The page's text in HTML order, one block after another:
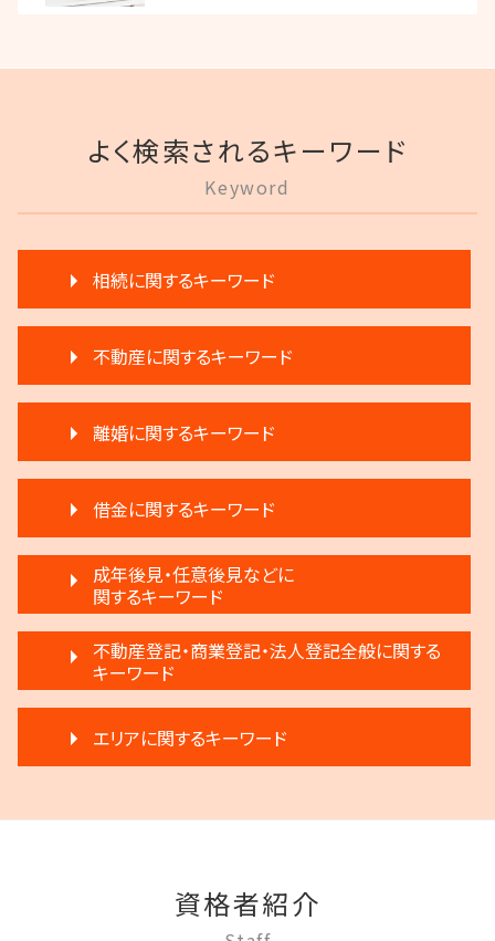
よく検索されるキーワード
Keyword
相続に関するキーワード
相続放棄 デメリット
生前贈与 分割
公正証書遺言 証人
相続 遺産分割協議書
執行人 遺言 相続
遺言 執行
生前贈与 注意
生前贈与 注意点
遺産分割 調停
相続放棄
相続 弁護士費用
相続登記 義務化 過去の相続
相続人申告登記 デメリット
相続 弁護士
遺産分割 第三者
遺産分割 弁護士 メリット
遺言 執行 相続人
不動産に関するキーワード
家賃 滞納 引越し
不動産 売る
滞納 弁護士
家賃滞納 強制退去
滞納家賃請求 時効
不動産 明け渡し 弁護士
賃料増額 更新
不動産 明け渡し請求
不動産売買契約 注意点
不動産 売買
家賃 値上げ 交渉
賃料増額 借地借家法
再開発 立ち退き
不動産 弁護士
家賃 滞納 法的措置
不動産 明け渡し 期間
離婚に関するキーワード
モラハラ 離婚したい
モラハラ 離婚 証拠
離婚調停 不成立
離婚 円満
離婚 相手が拒否
離婚 話し合い
離婚調停 不利な発言
離婚 弁護士
離婚 浮気 慰謝料
調停離婚 協議離婚
調停離婚 弁護士
借金に関するキーワード
破産 弁護士
任意整理 不動産
民事再生法 個人
任意整理 複数社
個人再生 デメリット
借金 延滞金
民事再生 弁済
民事再生法とは 法人
民事再生 個人 流れ
成年後見・任意後見などに
関するキーワード
成年後見 デメリット
成年後見制度 わかりやすく
任意後見制度 家族信託
任意後見制度 法人
成年後見制度 費用
任意後見制度 本人
不動産登記・商業登記・法人登記全般に関する
キーワード
商業登記 不動産登記 違い
不動産登記 弁護士
不動産登記 売買
エリアに関するキーワード
狛江市 離婚 相談
府中市 借金問題資格者紹介